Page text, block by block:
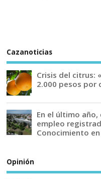
Cazanoticias
Crisis del citrus:
2.000 pesos por
En el último
empleo
Conocimiento en
Opinión